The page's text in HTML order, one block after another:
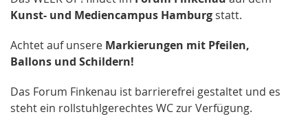
Kunst- und Mediencampus Hamburg statt.
Achtet auf unsere Markierungen mit Pfeilen,
Ballons und Schildern!
Das Forum Finkenau ist barrierefrei gestaltet und es
steht ein rollstuhlgerechtes WC zur Verfügung.